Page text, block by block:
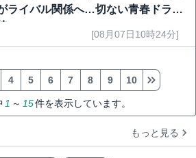
ライバル関係へ…切ない青春ドラマ
[08月07日10時24分]
1 ～ 15件を表示しています。
4 5 6 7 8 9 10
もっと見る